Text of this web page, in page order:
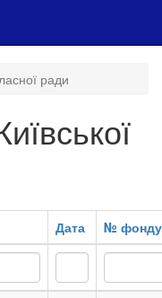
ради
Дата № фонду